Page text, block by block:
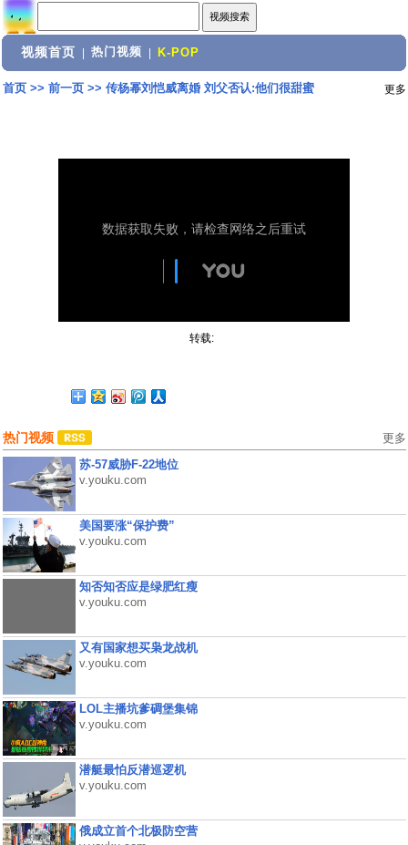
视频首页 热门视频 K-POP
首页>> 前一页>> 传杨幂刘恺威离婚 刘父否认:他们很甜蜜 更多
转载:
热门视频 更多
苏-57威胁F-22地位
v.youku.com
美国要涨“保护费”
v.youku.com
知否知否应是绿肥红瘦
v.youku.com
又有国家想买枭龙战机
v.youku.com
LOL主播坑爹碉堡集锦
v.youku.com
潜艇最怕反潜巡逻机
v.youku.com
俄成立首个北极防空营